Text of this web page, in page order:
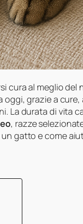
cura al meglio del
oggi, grazie a
La durata di vita
, razze
gatto e come